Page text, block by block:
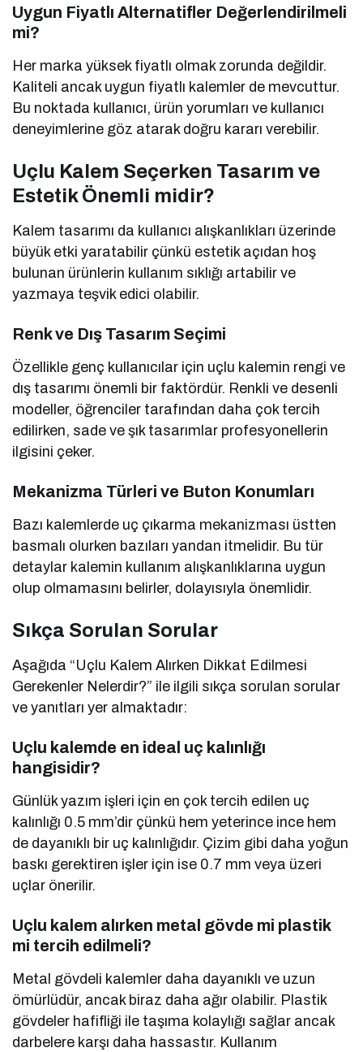
Uygun Fiyatlı Alternatifler Değerlendirilmeli
mi?
Her marka yüksek fiyatlı olmak zorunda değildir.
Kaliteli ancak uygun fiyatlı kalemler de mevcuttur.
Bu noktada kullanıcı, ürün yorumları ve kullanıcı
deneyimlerine göz atarak doğru kararı verebilir.
Uçlu Kalem Seçerken Tasarım ve
Estetik Önemli midir?
Kalem tasarımı da kullanıcı alışkanlıkları üzerinde
büyük etki yaratabilir çünkü estetik açıdan hoş
bulunan ürünlerin kullanım sıklığı artabilir ve
yazmaya teşvik edici olabilir.
Renk ve Dış Tasarım Seçimi
Özellikle genç kullanıcılar için uçlu kalemin rengi ve
dış tasarımı önemli bir faktördür. Renkli ve desenli
modeller, öğrenciler tarafından daha çok tercih
edilirken, sade ve şık tasarımlar profesyonellerin
ilgisini çeker.
Mekanizma Türleri ve Buton Konumları
Bazı kalemlerde uç çıkarma mekanizması üstten
basmalı olurken bazıları yandan itmelidir. Bu tür
detaylar kalemin kullanım alışkanlıklarına uygun
olup olmamasını belirler, dolayısıyla önemlidir.
Sıkça Sorulan Sorular
Aşağıda “Uçlu Kalem Alırken Dikkat Edilmesi
Gerekenler Nelerdir?” ile ilgili sıkça sorulan sorular
ve yanıtları yer almaktadır:
Uçlu kalemde en ideal uç kalınlığı
hangisidir?
Günlük yazım işleri için en çok tercih edilen uç
kalınlığı 0.5 mm’dir çünkü hem yeterince ince hem
de dayanıklı bir uç kalınlığıdır. Çizim gibi daha yoğun
baskı gerektiren işler için ise 0.7 mm veya üzeri
uçlar önerilir.
Uçlu kalem alırken metal gövde mi plastik
mi tercih edilmeli?
Metal gövdeli kalemler daha dayanıklı ve uzun
ömürlüdür, ancak biraz daha ağır olabilir. Plastik
gövdeler hafifliği ile taşıma kolaylığı sağlar ancak
darbelere karşı daha hassastır. Kullanım